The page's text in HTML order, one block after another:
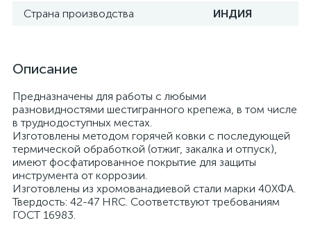
Страна производства
ИНДИЯ
Описание
Предназначены для работы с любыми
разновидностями шестигранного крепежа, в том числе
в труднодоступных местах.
Изготовлены методом горячей ковки с последующей
термической обработкой (отжиг, закалка и отпуск),
имеют фосфатированное покрытие для защиты
инструмента от коррозии.
Изготовлены из хромованадиевой стали марки 40ХФА.
Твердость: 42-47 HRС. Соответствуют требованиям
ГОСТ 16983.